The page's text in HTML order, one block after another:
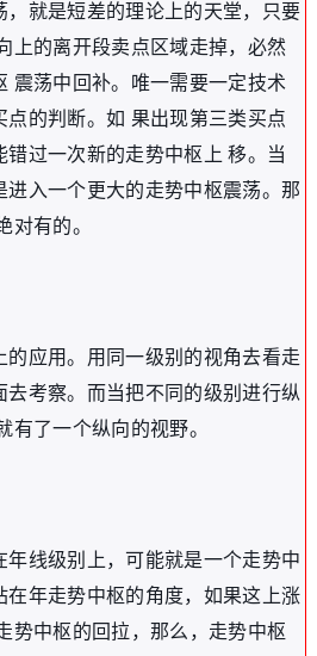
，就是短差的理论上的天堂，只要
上的离开段卖点区域走掉，必然
震荡中回补。唯一需要一定技术
的判断。如 果出现第三类买点
过一次新的走势中枢上 移。当
进入一个更大的走势中枢震荡。那
对有的。
的应用。用同一级别的视角去看走
去考察。而当把不同的级别进行纵
有了一个纵向的视野。
年线级别上，可能就是一个走势中
在年走势中枢的角度，如果这上涨
势中枢的回拉，那么，走势中枢